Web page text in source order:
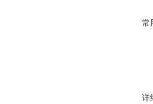
常
详